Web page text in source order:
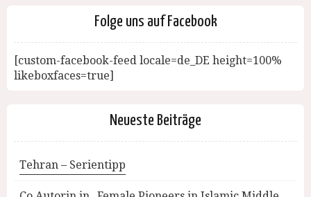
Folge uns auf Facebook
[custom-facebook-feed locale=de_DE height=100%
likeboxfaces=true]
Neueste Beiträge
Tehran – Serientipp